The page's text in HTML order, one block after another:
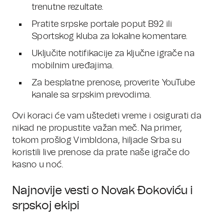
trenutne rezultate.
Pratite srpske portale poput B92 ili
Sportskog kluba za lokalne komentare.
Uključite notifikacije za ključne igrače na
mobilnim uređajima.
Za besplatne prenose, proverite YouTube
kanale sa srpskim prevodima.
Ovi koraci će vam uštedeti vreme i osigurati da
nikad ne propustite važan meč. Na primer,
tokom prošlog Vimbldona, hiljade Srba su
koristili live prenose da prate naše igrače do
kasno u noć.
Najnovije vesti o Novak Đokoviću i
srpskoj ekipi